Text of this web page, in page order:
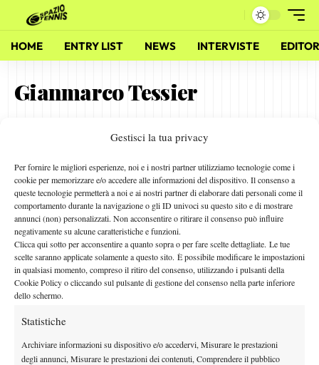
Gestisci la tua privacy
Per fornire le migliori esperienze, noi e i nostri partner utilizziamo tecnologie come i
cookie per memorizzare e/o accedere alle informazioni del dispositivo. Il consenso a
queste tecnologie permetterà a noi e ai nostri partner di elaborare dati personali come il
comportamento durante la navigazione o gli ID univoci su questo sito e di mostrare
annunci (non) personalizzati. Non acconsentire o ritirare il consenso può influire
negativamente su alcune caratteristiche e funzioni.
Clicca qui sotto per acconsentire a quanto sopra o per fare scelte dettagliate. Le tue
scelte saranno applicate solamente a questo sito. È possibile modificare le impostazioni
in qualsiasi momento, compreso il ritiro del consenso, utilizzando i pulsanti della
Cookie Policy o cliccando sul pulsante di gestione del consenso nella parte inferiore
dello schermo.
Statistiche
Archiviare informazioni su dispositivo e/o accedervi, Misurare le prestazioni
degli annunci, Misurare le prestazioni dei contenuti, Comprendere il pubblico
HOME ENTRY LIST NEWS INTERVISTE
Gianmarco Tessier
RTTM, Il nuovo Team di Simone Ercoli
26 Marzo 2011
Alessandro Nizegorodcew
Facebook
Instagram